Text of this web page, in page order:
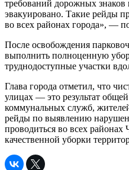
требований дорожных знаков
эвакуировано. Такие рейды
во всех районах города», —
После освобождения
выполнить полноценную
труднодоступные участки
Глава города отметил, что
улицах — это результат
коммунальных служб,
рейды по выявлению
проводиться во всех районах
качественной уборки